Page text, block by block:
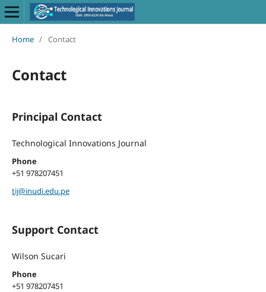
Home / Contact
Contact
Principal Contact
Technological Innovations Journal
Phone
+51 978207451
tij@inudi.edu.pe
Support Contact
Wilson Sucari
Phone
+51 978207451